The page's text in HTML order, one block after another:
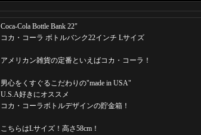
Coca-Cola Bottle Bank 22"
コカ・コーラ ボトルバンク22インチ Lサイズ
アメリカン雑貨の定番といえばコカ・コーラ！
男心をくすぐるこだわりの"made in USA"
U.S.A好きにオススメ
コカ・コーラボトルデザインの貯金箱！
こちらはLサイズ！高さ58cm！